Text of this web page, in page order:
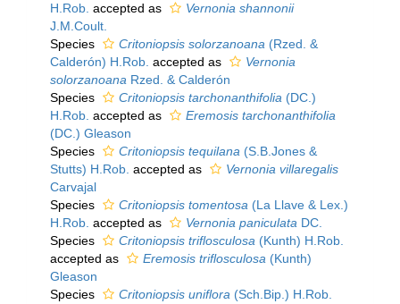
H.Rob. accepted as
Vernonia shannonii
J.M.Coult.
Species
Critoniopsis solorzanoana (Rzed. &
Calderón) H.Rob. accepted as
Vernonia
solorzanoana Rzed. & Calderón
Species
Critoniopsis tarchonanthifolia (DC.)
H.Rob. accepted as
Eremosis tarchonanthifolia
(DC.) Gleason
Species
Critoniopsis tequilana (S.B.Jones &
Stutts) H.Rob. accepted as
Vernonia villaregalis
Carvajal
Species
Critoniopsis tomentosa (La Llave & Lex.)
H.Rob. accepted as Vernonia paniculata DC.
Species
Critoniopsis triflosculosa (Kunth) H.Rob.
accepted as
Eremosis triflosculosa (Kunth)
Gleason
Species
Critoniopsis uniflora (Sch.Bip.) H.Rob.